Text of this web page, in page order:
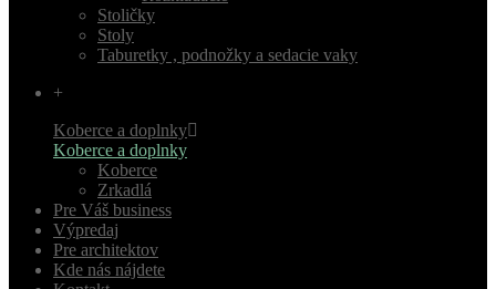
Stoličky
Stoly
Taburetky , podnožky a sedacie vaky
+
Koberce a doplnky
Koberce a doplnky
Koberce
Zrkadlá
Pre Váš business
Výpredaj
Pre architektov
Kde nás nájdete